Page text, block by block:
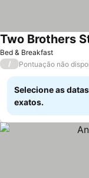
Bed & Breakfast
Two Brothers
/ Pontuação não
Selecione as
exatos.